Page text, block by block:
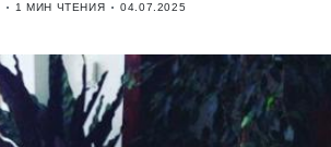
1 МИН ЧТЕНИЯ 04.07.2025